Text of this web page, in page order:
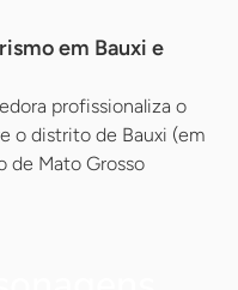
em Bauxi e
profissionaliza o
o distrito de Bauxi (em
de Mato Grosso